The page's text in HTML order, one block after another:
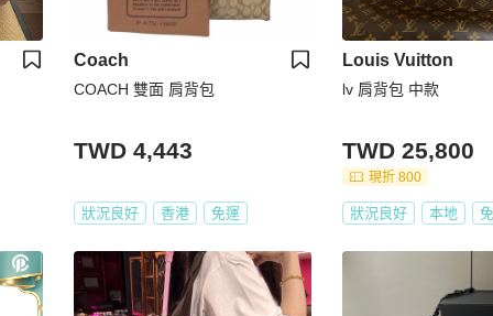
Coach
COACH 雙面 肩背包
TWD 4,443
狀況良好 香港 免運
Louis Vuitton
lv 肩背包 中款
TWD 25,800
現折 800
狀況良好 本地